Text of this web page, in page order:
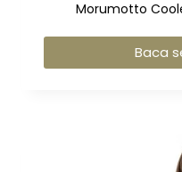
Morumotto
Baca